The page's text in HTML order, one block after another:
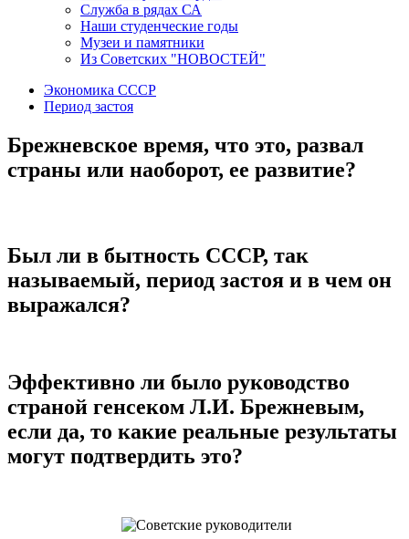
Служба в рядах СА
Наши студенческие годы
Музеи и памятники
Из Советских "НОВОСТЕЙ"
Экономика СССР
Период застоя
Брежневское время, что это, развал
страны или наоборот, ее развитие?
Был ли в бытность СССР, так
называемый, период застоя и в чем он
выражался?
Эффективно ли было руководство
страной генсеком Л.И. Брежневым,
если да, то какие реальные результаты
могут подтвердить это?